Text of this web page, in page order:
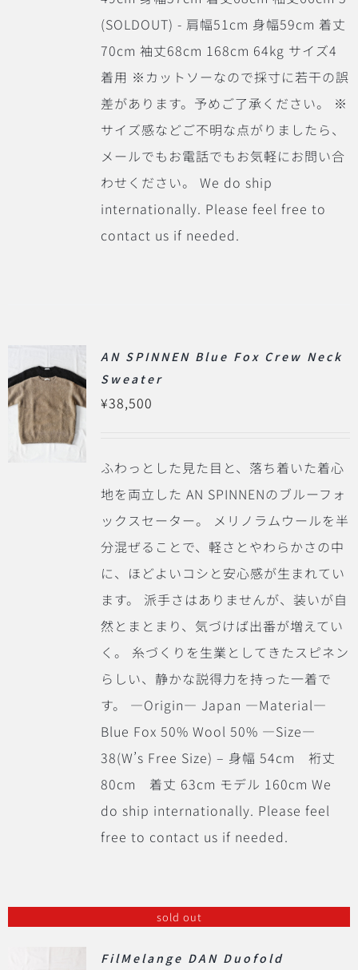
(SOLDOUT) - 肩幅51cm 身幅59cm 着丈
70cm 袖丈68cm 168cm 64kg サイズ4
着用 ※カットソーなので採寸に若干の誤
差があります。予めご了承ください。 ※
サイズ感などご不明な点がりましたら、
メールでもお電話でもお気軽にお問い合
わせください。 We do ship
internationally. Please feel free to
contact us if needed.
AN SPINNEN Blue Fox Crew Neck
Sweater
¥38,500
ふわっとした見た目と、落ち着いた着心
地を両立した AN SPINNENのブルーフォ
ックスセーター。 メリノラムウールを半
分混ぜることで、軽さとやわらかさの中
に、ほどよいコシと安心感が生まれてい
ます。 派手さはありませんが、装いが自
然とまとまり、気づけば出番が増えてい
く。 糸づくりを生業としてきたスピネン
らしい、静かな説得力を持った一着で
す。 ―Origin― Japan ―Material―
Blue Fox 50% Wool 50% ―Size―
38(W’s Free Size) – 身幅 54cm 裄丈
80cm 着丈 63cm モデル 160cm We
do ship internationally. Please feel
free to contact us if needed.
sold out
FilMelange DAN Duofold